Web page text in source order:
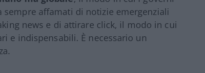
affamati di notizie emergenziali
news e di attirare click, il modo in cui
e indispensabili. È necessario un